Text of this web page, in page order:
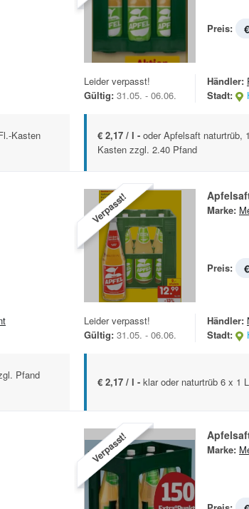
Kasten
Preis:
Leider verpasst!
Gültig: 31.05. - 06.06.
Händler:
Stadt:
€ 2,17 / l - oder Apfelsaft naturtrüb,
Kasten zzgl. 2.40 Pfand
Pfand
Verpasst! Marke:
Preis:
Leider verpasst!
Gültig: 31.05. - 06.06.
Händler:
Stadt:
€ 2,17 / l - klar oder naturtrüb 6 x 1
Verpasst! Marke: